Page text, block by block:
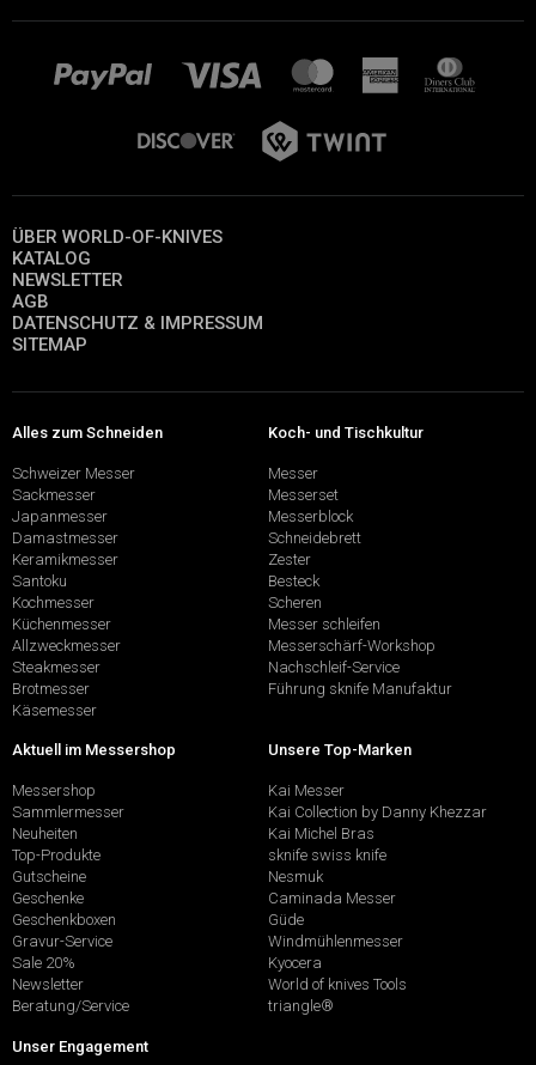
ÜBER WORLD-OF-KNIVES
KATALOG
NEWSLETTER
AGB
DATENSCHUTZ & IMPRESSUM
SITEMAP
Alles zum Schneiden
Schweizer Messer
Sackmesser
Japanmesser
Damastmesser
Keramikmesser
Santoku
Kochmesser
Küchenmesser
Allzweckmesser
Steakmesser
Brotmesser
Käsemesser
Koch- und Tischkultur
Messer
Messerset
Messerblock
Schneidebrett
Zester
Besteck
Scheren
Messer schleifen
Messerschärf-Workshop
Nachschleif-Service
Führung sknife Manufaktur
Aktuell im Messershop
Messershop
Sammlermesser
Neuheiten
Top-Produkte
Gutscheine
Geschenke
Geschenkboxen
Gravur-Service
Sale 20%
Newsletter
Beratung/Service
Unsere Top-Marken
Kai Messer
Kai Collection by Danny Khezzar
Kai Michel Bras
sknife swiss knife
Nesmuk
Caminada Messer
Güde
Windmühlenmesser
Kyocera
World of knives Tools
triangle®
Unser Engagement